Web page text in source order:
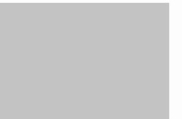
گردهمایی جمعی از برنامه
حوزه حسابداری و تولیدکنندگان
شناسایی نیاز اصناف و شرکت ها